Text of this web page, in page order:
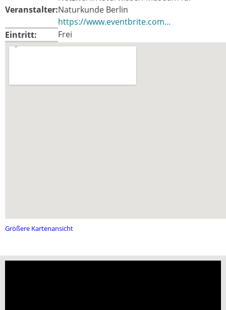
Veranstalter:Naturkunde Berlin
https://www.eventbrite.com...
Eintritt:
Frei
Größere Kartenansicht